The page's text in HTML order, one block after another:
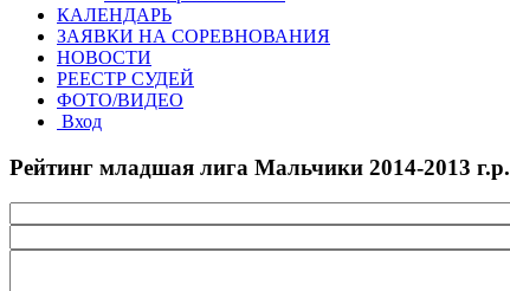
КАЛЕНДАРЬ
ЗАЯВКИ НА СОРЕВНОВАНИЯ
НОВОСТИ
РЕЕСТР СУДЕЙ
ФОТО/ВИДЕО
Вход
Рейтинг младшая лига Мальчики 2014-2013 г.р.